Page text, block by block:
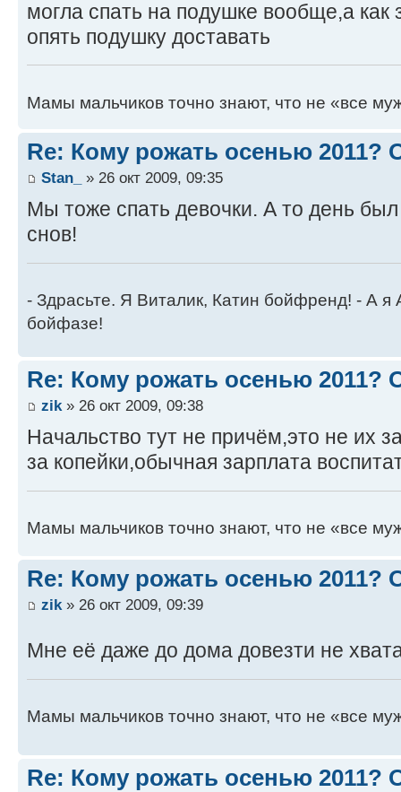
могла спать на подушке вообще,а
опять подушку доставать
Мамы мальчиков точно знают, что не «все
Re: Кому рожать осенью 2011?
Stan_ » 26 окт 2009, 09:35
Мы тоже спать девочки. А то день
снов!
- Здрасьте. Я Виталик, Катин бойфренд! - А я
бойфазе!
Re: Кому рожать осенью 2011?
zik» 26 окт 2009, 09:38
Начальство тут не причём,это не их
за копейки,обычная зарплата
Мамы мальчиков точно знают, что не «все
Re: Кому рожать осенью 2011?
zik» 26 окт 2009, 09:39
Мне её даже до дома довезти не
Мамы мальчиков точно знают, что не «все
Re: Кому рожать осенью 2011?